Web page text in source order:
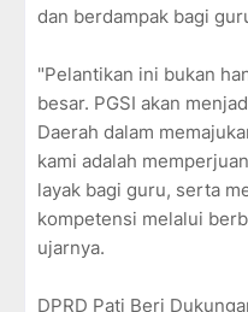
dan berdampak bagi
"Pelantikan ini bukan
besar. PGSI akan
Daerah dalam
kami adalah
layak bagi guru, serta
kompetensi melalui
ujarnya.
DPRD Pati Beri